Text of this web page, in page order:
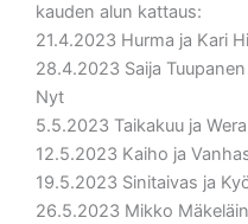
kauden alun kattaus:
21.4.2023 Hurma ja Kari
28.4.2023 Saija
Nyt
5.5.2023 Taikakuu ja
12.5.2023 Kaiho ja
19.5.2023 Sinitaivas ja
26.5.2023 Mikko